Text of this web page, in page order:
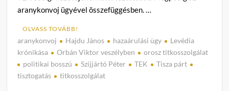
aranykonvoj ügyével összefüggésben. …
OLVASS TOVÁBB!
aranykonvoj Hajdu János hazaárulási ügy
Levédia
krónikása
Orbán Viktor veszélyben
orosz titkosszolgálat
politikai bosszú
Szijjártó Péter TEK
Tisza párt
tisztogatás
titkosszolgálat